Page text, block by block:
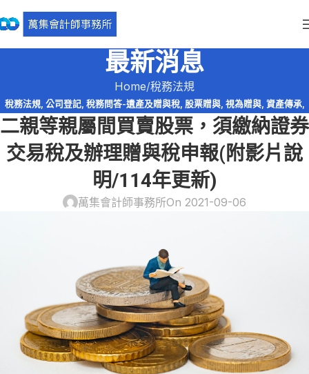
最新消息
Home 稅務法規
稅務法規, 公司登記, 稅務問答-遺產及贈與稅, 股票贈與, 視為贈與, 資產傳承,
遺產及贈與稅
二親等親屬間買賣股票，須繳納證券
交易稅及辦理贈與稅申報(附影片說
明/114年更新)
萬集會計師事務所On 2021-09-06